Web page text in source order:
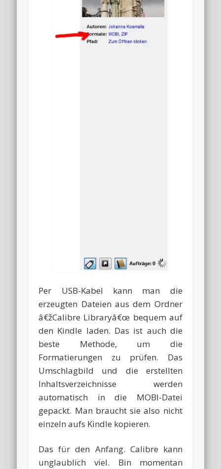
Per USB-Kabel kann man die
erzeugten Dateien aus dem Ordner
â€žCalibre Libraryâ€œ bequem auf
den Kindle laden. Das ist auch die
beste Methode, um die
Formatierungen zu prüfen. Das
Umschlagbild und die erstellten
Inhaltsverzeichnisse werden
automatisch in die MOBI-Datei
gepackt. Man braucht sie also nicht
einzeln aufs Kindle kopieren.
Das für den Anfang. Calibre kann
unglaublich viel. Bin momentan